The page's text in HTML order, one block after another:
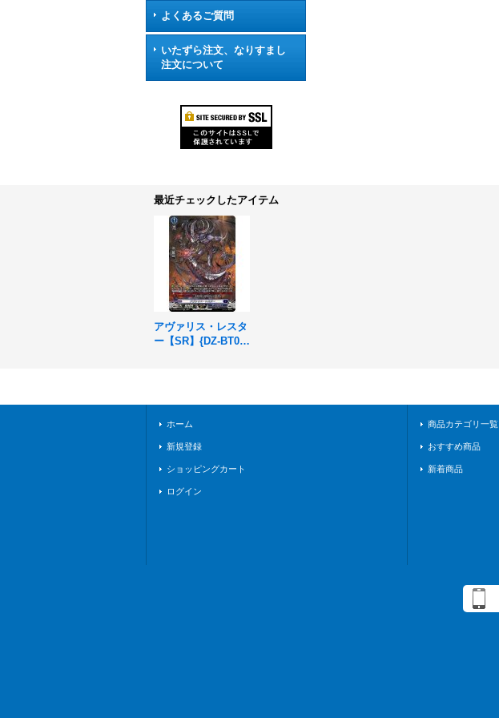
よくあるご質問
いたずら注文、なりすまし
注文について
最近チェックしたアイテム
アヴァリス・レスタ
ー【SR】{DZ-BT02/
ホーム
新規登録
ショッピングカート
ログイン
商品カテゴリ一覧
おすすめ商品
新着商品